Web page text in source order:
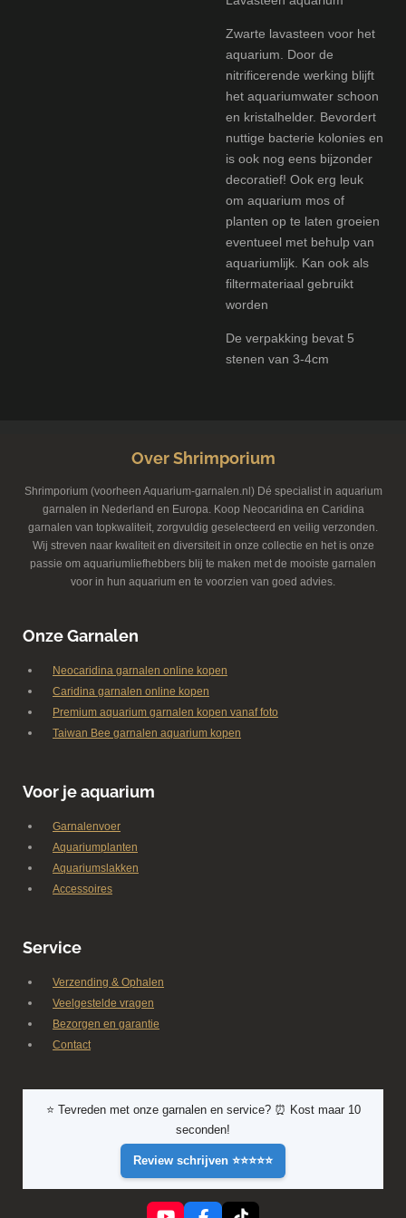
Zwarte lavasteen voor het
aquarium. Door de
nitrificerende werking blijft
het aquariumwater schoon
en kristalhelder. Bevordert
nuttige bacterie kolonies en
is ook nog eens bijzonder
decoratief! Ook erg leuk
om aquarium mos of
planten op te laten groeien
eventueel met behulp van
aquariumlijk. Kan ook als
filtermateriaal gebruikt
worden
De verpakking bevat 5
stenen van 3-4cm
Over Shrimporium
Shrimporium (voorheen Aquarium-garnalen.nl) Dé specialist in aquarium
garnalen in Nederland en Europa. Koop Neocaridina en Caridina
garnalen van topkwaliteit, zorgvuldig geselecteerd en veilig verzonden.
Wij streven naar kwaliteit en diversiteit in onze collectie en het is onze
passie om aquariumliefhebbers blij te maken met de mooiste garnalen
voor in hun aquarium en te voorzien van goed advies.
Onze Garnalen
Neocaridina garnalen online kopen
Caridina garnalen online kopen
Premium aquarium garnalen kopen vanaf foto
Taiwan Bee garnalen aquarium kopen
Voor je aquarium
Garnalenvoer
Aquariumplanten
Aquariumslakken
Accessoires
Service
Verzending & Ophalen
Veelgestelde vragen
Bezorgen en garantie
Contact
⭐ Tevreden met onze garnalen en service? ⏰ Kost maar 10
seconden!
Review schrijven ⭐⭐⭐⭐⭐